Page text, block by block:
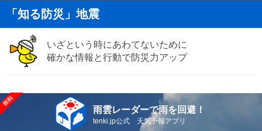
「知る防災」地震
いざという時にあわてないために
確かな情報と行動で防災力アップ
雨雲レーダーで雨を回避！
tenki.jp公式 天気予報アプリ